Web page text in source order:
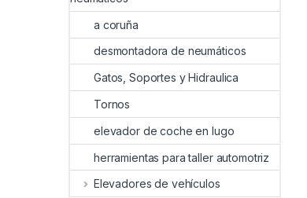
a coruña
desmontadora de neumáticos
Gatos, Soportes y Hidraulica
Tornos
elevador de coche en lugo
herramientas para taller automotriz
Elevadores de vehículos